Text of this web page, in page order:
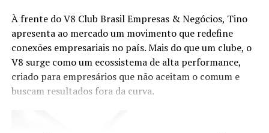
À frente do V8 Club Brasil Empresas & Negócios, Tino
apresenta ao mercado um movimento que redefine
conexões empresariais no país. Mais do que um clube, o
V8 surge como um ecossistema de alta performance,
criado para empresários que não aceitam o comum e
buscam resultados fora da curva.